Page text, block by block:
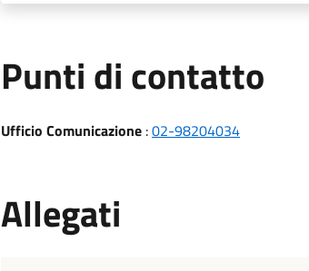
Punti di contatto
Ufficio Comunicazione:02-98204034
Allegati